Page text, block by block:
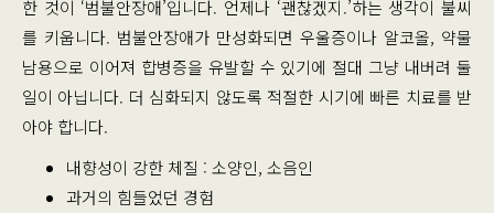
한 것이 ‘범불안장애’입니다. 언제나 ‘괜찮겠지.’하는 생각이 불씨
를 키웁니다. 범불안장애가 만성화되면 우울증이나 알코올, 약물
남용으로 이어져 합병증을 유발할 수 있기에 절대 그냥 내버려 둘
일이 아닙니다. 더 심화되지 않도록 적절한 시기에 빠른 치료를 받
아야 합니다.
내향성이 강한 체질 : 소양인, 소음인
과거의 힘들었던 경험